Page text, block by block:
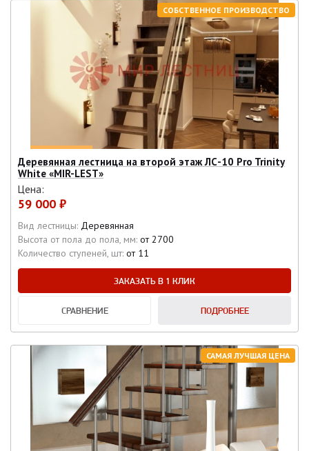
СОБСТВЕННОЕ ПРОИЗВОДСТВО
Деревянная лестница на второй этаж ЛС-10 Pro Trinity
White «MIR-LEST»
Цена:
59 000 ₽
Вид лестницы: Деревянная
Высота от пола до пола, мм: от 2700
Количество ступеней, шт: от 11
ЗАКАЗАТЬ В 1 КЛИК
СРАВНЕНИЕ ПОДРОБНЕЕ
САМАЯ ЛУЧШАЯ ЦЕНА